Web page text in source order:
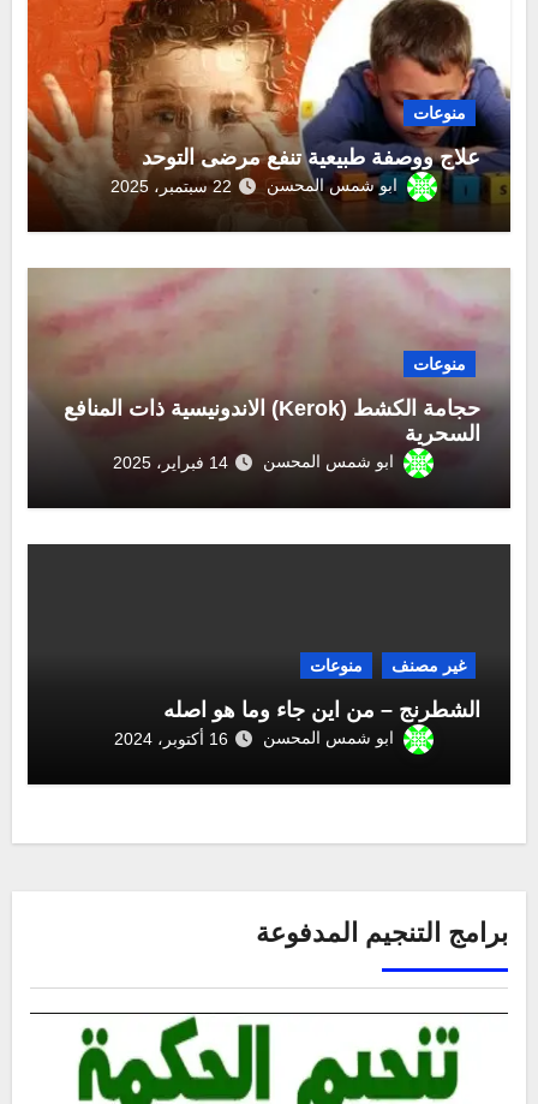
منوعات
علاج ووصفة طبيعية تنفع مرضى التوحد
ابو شمس المحسن 22 سبتمبر، 2025
منوعات
حجامة الكشط (Kerok) الاندونيسية ذات المنافع
السحرية
ابو شمس المحسن 14 فبراير، 2025
غير مصنف منوعات
الشطرنج – من اين جاء وما هو اصله
ابو شمس المحسن 16 أكتوبر، 2024
برامج التنجيم المدفوعة